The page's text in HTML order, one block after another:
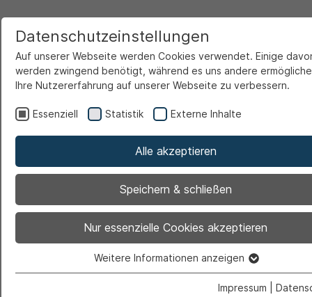
Startseite Ansicht
Archiviert
Ehrenamtstag am 23.
Oktober in der
Feuerwache Süd
Datenschutzeinstellungen
Auf unserer Webseite werden Cookies verwendet. Einige
werden zwingend benötigt, während es uns andere
Ihre Nutzererfahrung auf unserer Webseite zu verbessern.
Essenziell Statistik Externe Inhalte
Alle akzeptieren
Speichern & schließen
Nur essenzielle Cookies akzeptieren
Essenzielle Cookies werden für grundlegende Funktionen der
Weitere Informationen anzeigen
Impressum